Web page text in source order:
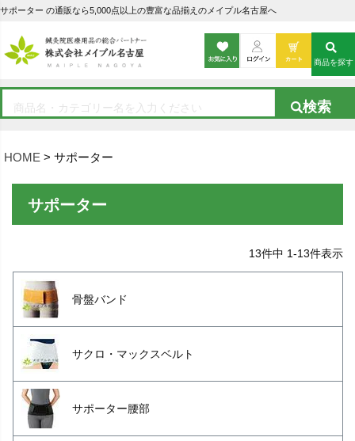
サポーター の通販なら5,000点以上の豊富な品揃えのメイプル名古屋へ
HOME サポーター
商品を探す
サポーター
13件中 1-13件表示
骨盤バンド
サクロ・マックスベルト
サポーター腰部